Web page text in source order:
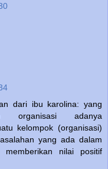
dari ibu karolina: yang
organisasi adanya
kelompok (organisasi)
yang ada dalam
nilai positif